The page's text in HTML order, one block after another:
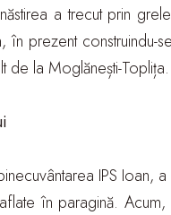
a trecut prin
în prezent
de la Moglănești-Toplița.
IPS Ioan,
în paragină.